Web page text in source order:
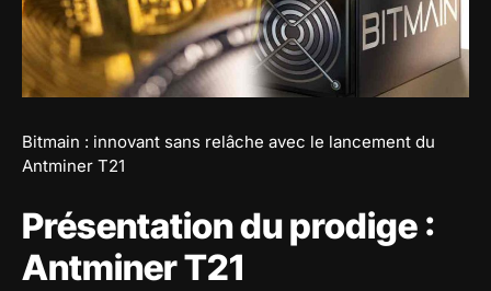
Bitmain : innovant sans relâche avec le lancement du
Antminer T21
Présentation du prodige :
Antminer T21